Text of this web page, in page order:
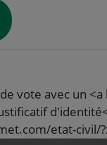
vote avec un
etat-civil/